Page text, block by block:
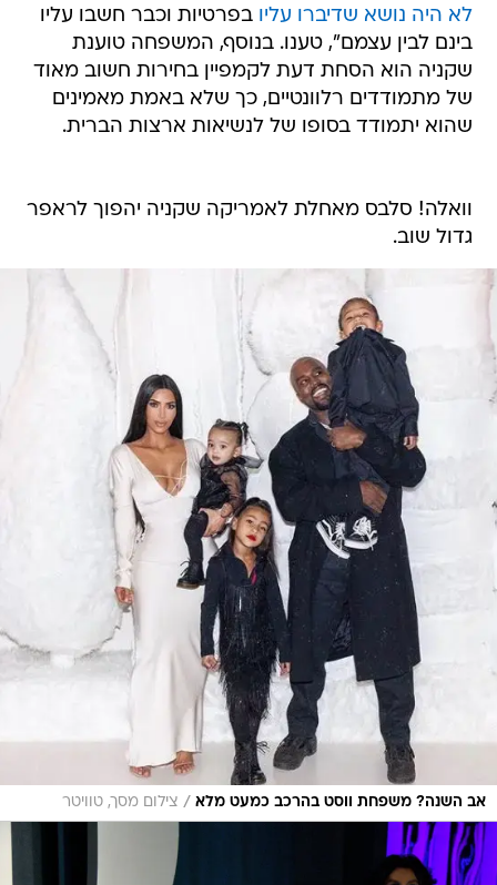
לא היה נושא שדיברו עליו בפרטיות וכבר חשבו עליו
בינם לבין עצמם", טענו. בנוסף, המשפחה טוענת
שקניה הוא הסחת דעת לקמפיין בחירות חשוב מאוד
של מתמודדים רלוונטיים, כך שלא באמת מאמינים
שהוא יתמודד בסופו של לנשיאות ארצות הברית.
וואלה! סלבס מאחלת לאמריקה שקניה יהפוך לראפר
גדול שוב.
אב השנה? משפחת ווסט בהרכב כמעט מלא / צילום מסך, טוויטר